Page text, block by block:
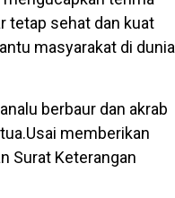
tetap sehat dan kuat
masyarakat di dunia
berbaur dan akrab
memberikan
Surat Keterangan